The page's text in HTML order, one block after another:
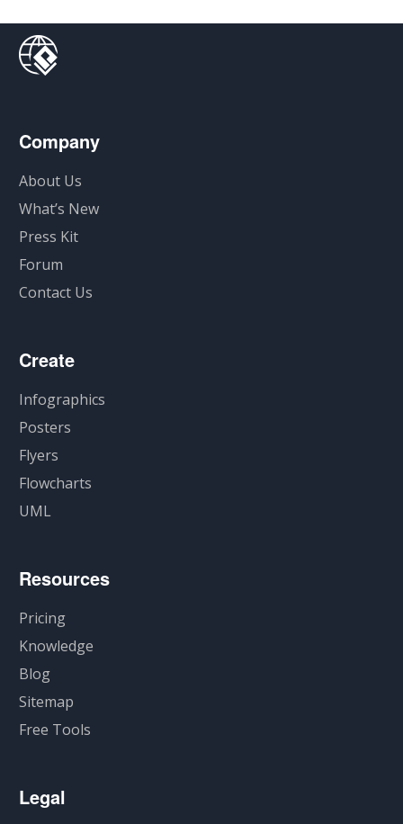
Company
About Us
What’s New
Press Kit
Forum
Contact Us
Create
Infographics
Posters
Flyers
Flowcharts
UML
Resources
Pricing
Knowledge
Blog
Sitemap
Free Tools
Legal